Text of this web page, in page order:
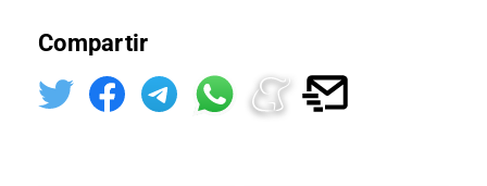
Compartir